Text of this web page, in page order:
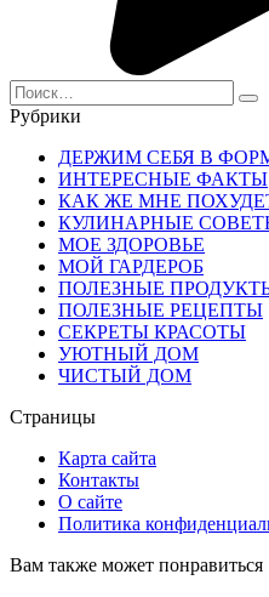
Search
for:
Рубрики
ДЕРЖИМ СЕБЯ В
ИНТЕРЕСНЫЕ ФАКТЫ
КАК ЖЕ МНЕ
КУЛИНАРНЫЕ
МОЕ ЗДОРОВЬЕ
МОЙ ГАРДЕРОБ
ПОЛЕЗНЫЕ
ПОЛЕЗНЫЕ РЕЦЕПТЫ
СЕКРЕТЫ КРАСОТЫ
УЮТНЫЙ ДОМ
ЧИСТЫЙ ДОМ
Страницы
Карта сайта
Контакты
О сайте
Политика
Вам также может понравиться